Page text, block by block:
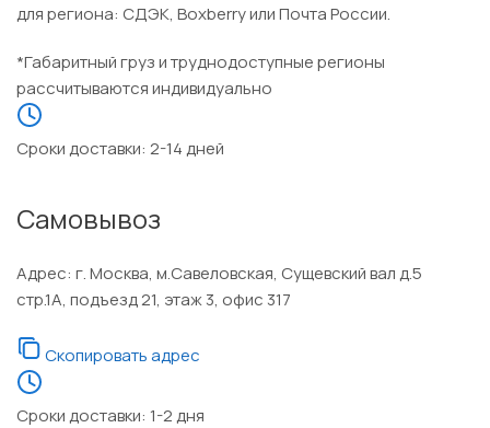
для региона: СДЭК, Boxberry или Почта России.
*Габаритный груз и труднодоступные регионы
рассчитываются индивидуально
Сроки доставки: 2-14 дней
Самовывоз
Адрес: г. Москва, м.Савеловская, Сущевский вал д.5
стр.1А, подъезд 21, этаж 3, офис 317
Скопировать адрес
Сроки доставки: 1-2 дня